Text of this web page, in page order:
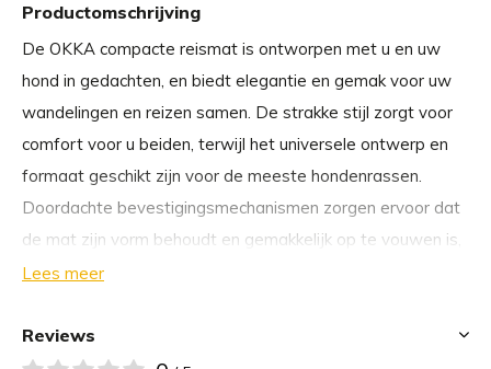
Productomschrijving
De OKKA compacte reismat is ontworpen met u en uw
hond in gedachten, en biedt elegantie en gemak voor uw
wandelingen en reizen samen. De strakke stijl zorgt voor
comfort voor u beiden, terwijl het universele ontwerp en
formaat geschikt zijn voor de meeste hondenrassen.
Doordachte bevestigingsmechanismen zorgen ervoor dat
de mat zijn vorm behoudt en gemakkelijk op te vouwen is,
waardoor hij weinig ruimte inneemt. De ingetogen kleuren
modieus tintje. Bovendien is de mat dankzij de moderne
Lees meer
Reviews